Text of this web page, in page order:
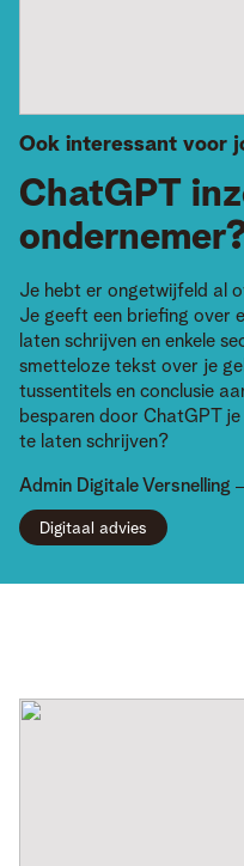
ChatGPT
Ook interessant voor
Je hebt er ongetwijfeld al
Je geeft een briefing over
laten schrijven en enkele
smetteloze tekst over je
tussentitels en conclusie
besparen door ChatGPT
te laten schrijven?
Admin Digitale Versnelling
Digitaal advies